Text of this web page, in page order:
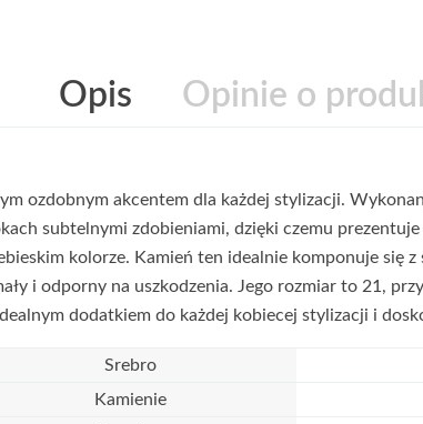
Opis Opinie o
ozdobnym akcentem dla każdej stylizacji.
subtelnymi zdobieniami, dzięki czemu
kolorze. Kamień ten idealnie komponuje się
i odporny na uszkodzenia. Jego rozmiar to 21,
dodatkiem do każdej kobiecej stylizacji i
Srebro
Kamienie